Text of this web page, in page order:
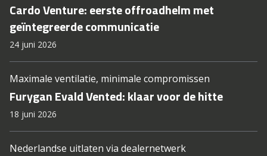
Cardo Venture: eerste offroadhelm met
geïntegreerde communicatie
24 juni 2026
Maximale ventilatie, minimale compromissen
Furygan Evald Vented: klaar voor de hitte
18 juni 2026
Nederlandse uitlaten via dealernetwerk